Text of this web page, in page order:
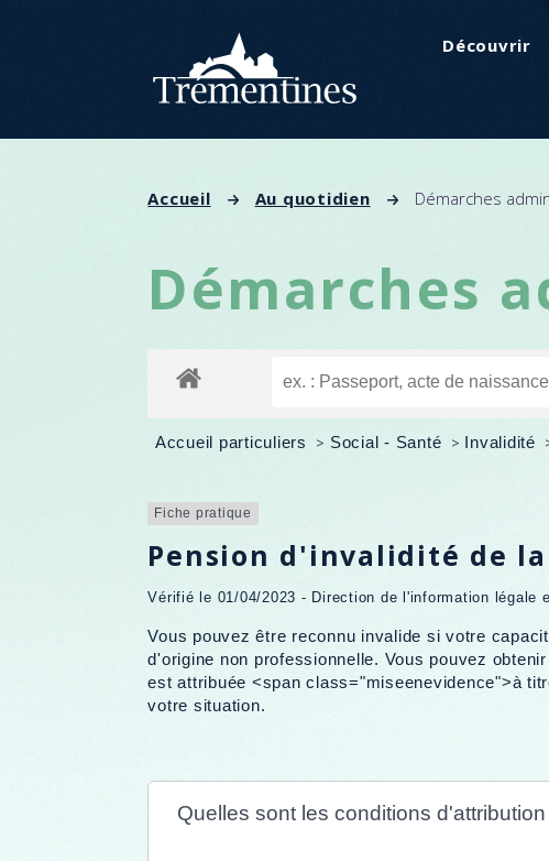
Découvrir
Accueil Au quotidien Démarches
Démarches
Accueil particuliers > Social - Santé > Invalidité
Fiche pratique
Pension d'invalidité de
Vérifié le 01/04/2023 - Direction de l'information légale
Vous pouvez être reconnu invalide si votre
d'origine non professionnelle. Vous pouvez
est attribuée <span class="miseenevidence">à
votre situation.
Quelles sont les conditions d'attribution